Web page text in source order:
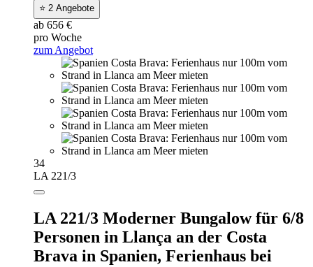
⭐ 2 Angebote
ab 656 €
pro Woche
zum Angebot
34
LA 221/3
LA 221/3 Moderner Bungalow für 6/8
Personen in Llança an der Costa
Brava in Spanien, Ferienhaus bei